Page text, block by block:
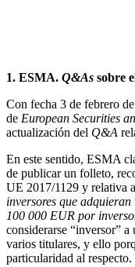
1. ESMA. Q&As sobre
Con fecha 3 de febrero
de European Securities
actualización del Q&A
En este sentido, ESMA
de publicar un folleto,
UE 2017/1129 y relativa
inversores que
100 000 EUR por
considerarse “inversor”
varios titulares, y ello
particularidad al respecto.